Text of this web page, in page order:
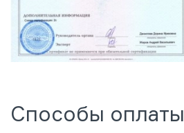
Способы оплаты